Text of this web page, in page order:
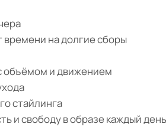
времени на долгие сборы
объёмом и движением
стайлинга
и свободу в образе каждый